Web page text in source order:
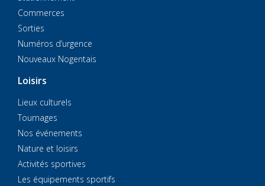
Commerces
Sorties
Numéros d’urgence
Nouveaux Nogentais
Loisirs
Lieux culturels
Tournages
Nos événements
Nature et loisirs
Activités sportives
Les équipements sportifs